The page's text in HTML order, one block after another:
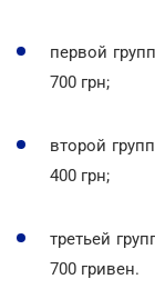
первой
700 грн;
второй
400 грн;
третьей
700 гривен.